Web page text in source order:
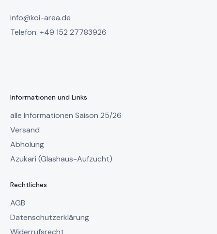
info@koi-area.de
Telefon: +49 152 27783926
Informationen und Links
alle Informationen Saison 25/26
Versand
Abholung
Azukari (Glashaus-Aufzucht)
Rechtliches
AGB
Datenschutzerklärung